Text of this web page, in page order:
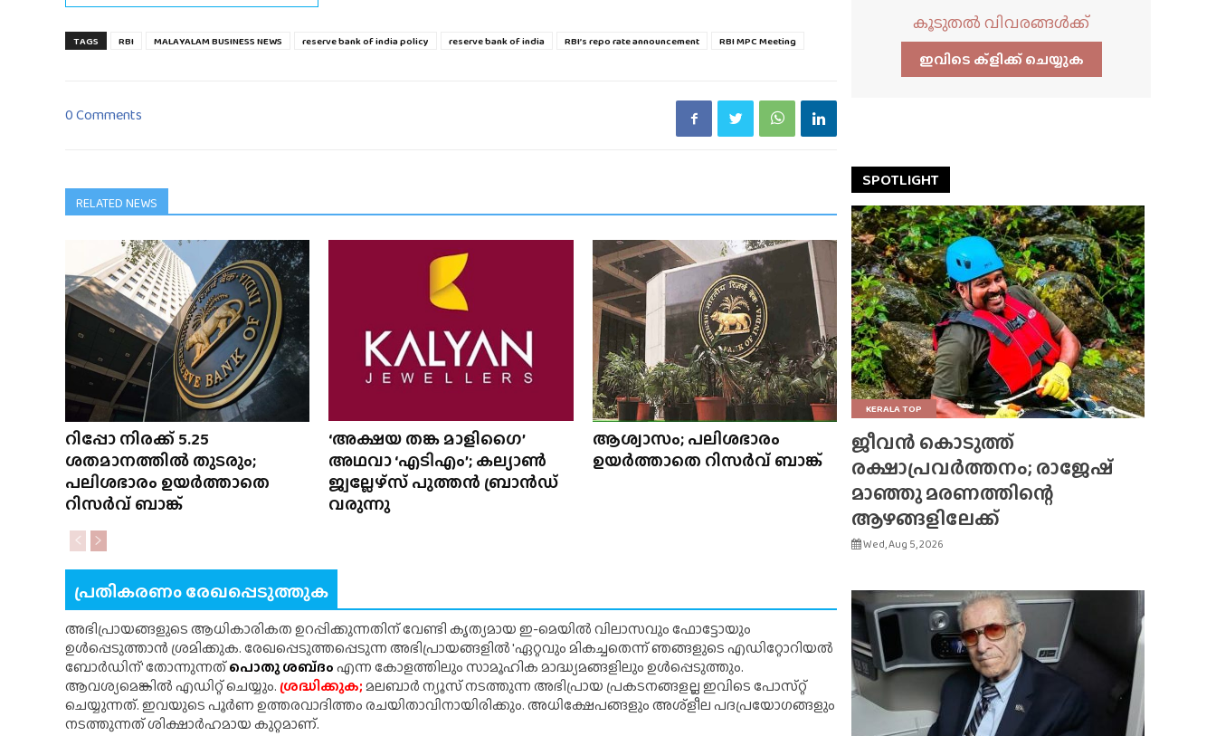
TAGS RBI MALAYALAM BUSINESS NEWS reserve bank of india policy reserve bank of india RBI’s repo rate announcement RBI MPC Meeting
0 Comments
RELATED NEWS
റിപ്പോ നിരക്ക് 5.25
ശതമാനത്തിൽ തുടരും;
പലിശഭാരം ഉയർത്താതെ
റിസർവ് ബാങ്ക്
‘അക്ഷയ തങ്ക മാളിഗൈ’
അഥവാ ‘എടിഎം’; കല്യാൺ
ജ്വല്ലേഴ്‌സ്‌ പുത്തൻ ബ്രാൻഡ്
വരുന്നു
ആശ്വാസം; പലിശഭാരം
ഉയർത്താതെ റിസർവ് ബാങ്ക്
പ്രതികരണം രേഖപ്പെടുത്തുക
അഭിപ്രായങ്ങളുടെ ആധികാരികത ഉറപ്പിക്കുന്നതിന് വേണ്ടി കൃത്യമായ ഇ-മെയിൽ വിലാസവും ഫോട്ടോയും
ഉൾപ്പെടുത്താൻ ശ്രമിക്കുക. രേഖപ്പെടുത്തപ്പെടുന്ന അഭിപ്രായങ്ങളിൽ 'ഏറ്റവും മികച്ചതെന്ന് ഞങ്ങളുടെ എഡിറ്റോറിയൽ
ബോർഡിന്' തോന്നുന്നത്പൊതു ശബ്‌ദംഎന്ന കോളത്തിലും സാമൂഹിക മാദ്ധ്യമങ്ങളിലും ഉൾപ്പെടുത്തും.
ആവശ്യമെങ്കിൽ എഡിറ്റ് ചെയ്യും.ശ്രദ്ധിക്കുക;മലബാർ ന്യൂസ് നടത്തുന്ന അഭിപ്രായ പ്രകടനങ്ങളല്ല ഇവിടെ പോസ്‌റ്റ്
ചെയ്യുന്നത്. ഇവയുടെ പൂർണ ഉത്തരവാദിത്തം രചയിതാവിനായിരിക്കും. അധിക്ഷേപങ്ങളും അശ്‌ളീല പദപ്രയോഗങ്ങളും
നടത്തുന്നത് ശിക്ഷാർഹമായ കുറ്റമാണ്.
കൂടുതൽ വിവരങ്ങൾക്ക്
ഇവിടെ ക്ളിക്ക്‌ ചെയ്യുക
SPOTLIGHT
KERALA TOP
ജീവൻ കൊടുത്ത്
രക്ഷാപ്രവർത്തനം; രാജേഷ്
മാഞ്ഞു മരണത്തിന്റെ
ആഴങ്ങളിലേക്ക്
Wed, Aug 5, 2026